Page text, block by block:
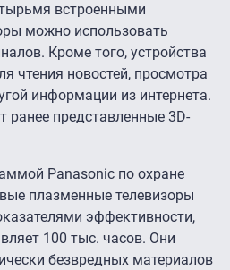
встроенными
можно использовать
Кроме того, устройства
чтения новостей, просмотра
информации из интернета.
ранее представленные 3D-
Panasonic по охране
плазменные телевизоры
эффективности,
100 тыс. часов. Они
безвредных материалов